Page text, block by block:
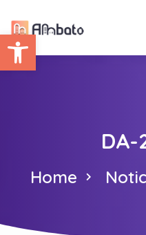
Abrir barra
DA-
Home